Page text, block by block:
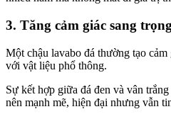
3. Tăng cảm giác sang
Một chậu lavabo đá thường tạo cảm
với vật liệu phổ thông.
Sự kết hợp giữa đá đen và vân
nên mạnh mẽ, hiện đại nhưng vẫn